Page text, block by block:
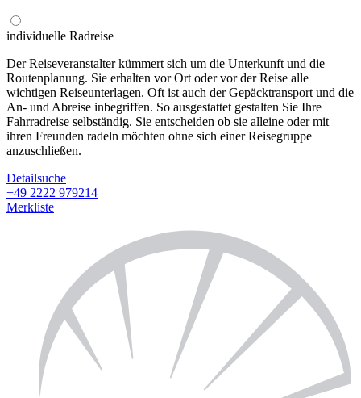
individuelle Radreise
Der Reiseveranstalter kümmert sich um die Unterkunft und die
Routenplanung. Sie erhalten vor Ort oder vor der Reise alle
wichtigen Reiseunterlagen. Oft ist auch der Gepäcktransport und die
An- und Abreise inbegriffen. So ausgestattet gestalten Sie Ihre
Fahrradreise selbständig. Sie entscheiden ob sie alleine oder mit
ihren Freunden radeln möchten ohne sich einer Reisegruppe
anzuschließen.
Detailsuche
+49 2222 979214
Merkliste